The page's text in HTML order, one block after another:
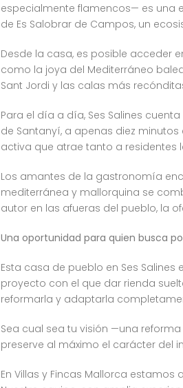
especialmente flamencos— es una
de Es Salobrar de Campos, un
Desde la casa, es posible acceder
como la joya del Mediterráneo
Sant Jordi y las calas más
Para el día a día, Ses Salines
de Santanyí, a apenas diez
activa que atrae tanto a residentes
Los amantes de la gastronomía
mediterránea y mallorquina se
autor en las afueras del pueblo, la
Una oportunidad para quien busca
Esta casa de pueblo en Ses
proyecto con el que dar rienda
reformarla y adaptarla
Sea cual sea tu visión —una
preserve al máximo el carácter del
En Villas y Fincas Mallorca